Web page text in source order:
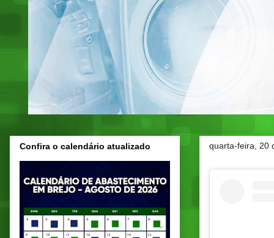
quarta-feira, 20
Confira o calendário atualizado